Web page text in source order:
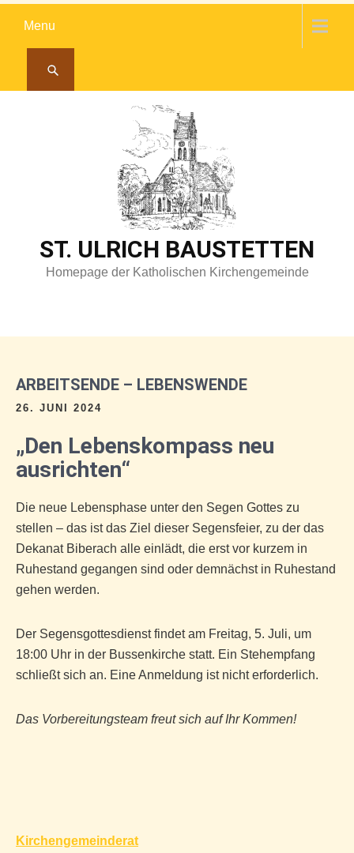
Menu
ST. ULRICH BAUSTETTEN
Homepage der Katholischen Kirchengemeinde
ARBEITSENDE – LEBENSWENDE
26. JUNI 2024
„Den Lebenskompass neu
ausrichten“
Die neue Lebensphase unter den Segen Gottes zu
stellen – das ist das Ziel dieser Segensfeier, zu der das
Dekanat Biberach alle einlädt, die erst vor kurzem in
Ruhestand gegangen sind oder demnächst in Ruhestand
gehen werden.
Der Segensgottesdienst findet am Freitag, 5. Juli, um
18:00 Uhr in der Bussenkirche statt. Ein Stehempfang
schließt sich an. Eine Anmeldung ist nicht erforderlich.
Das Vorbereitungsteam freut sich auf Ihr Kommen!
Beitragsnavigation
Kirchengemeinderat